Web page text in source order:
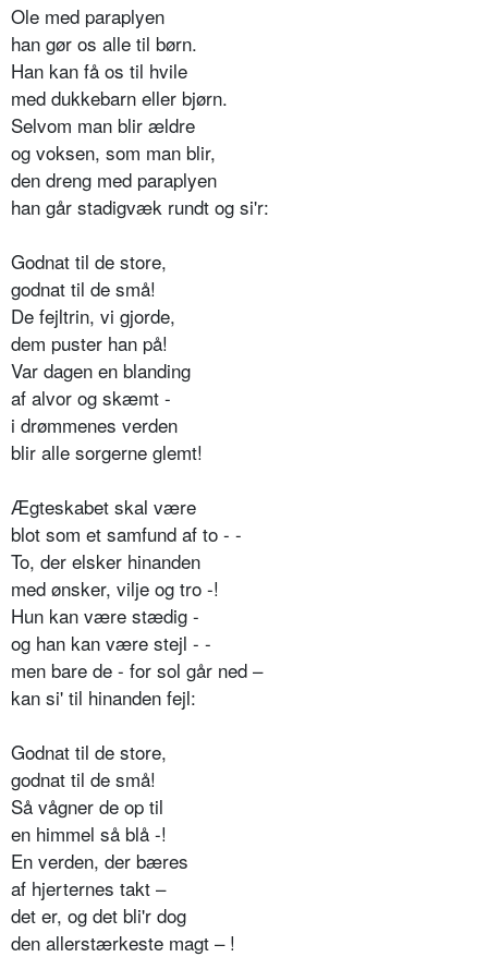
Ole med paraplyen
han gør os alle til børn.
Han kan få os til hvile
med dukkebarn eller bjørn.
Selvom man blir ældre
og voksen, som man blir,
den dreng med paraplyen
han går stadigvæk rundt og si'r:
Godnat til de store,
godnat til de små!
De fejltrin, vi gjorde,
dem puster han på!
Var dagen en blanding
af alvor og skæmt -
i drømmenes verden
blir alle sorgerne glemt!
Ægteskabet skal være
blot som et samfund af to - -
To, der elsker hinanden
med ønsker, vilje og tro -!
Hun kan være stædig -
og han kan være stejl - -
men bare de - for sol går ned –
kan si' til hinanden fejl:
Godnat til de store,
godnat til de små!
Så vågner de op til
en himmel så blå -!
En verden, der bæres
af hjerternes takt –
det er, og det bli'r dog
den allerstærkeste magt – !